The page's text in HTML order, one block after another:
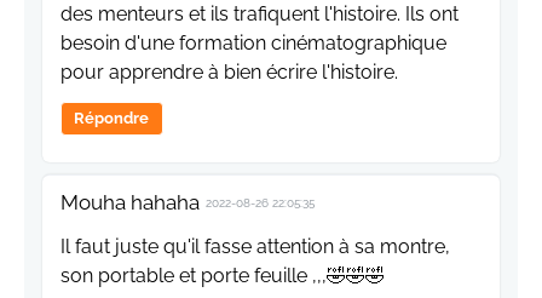
des menteurs et ils trafiquent l'histoire. Ils ont
besoin d'une formation cinématographique
pour apprendre à bien écrire l'histoire.
Répondre
Mouha hahaha 2022-08-26 22:05:35
Il faut juste qu'il fasse attention à sa montre,
son portable et porte feuille ,,,🤣🤣🤣